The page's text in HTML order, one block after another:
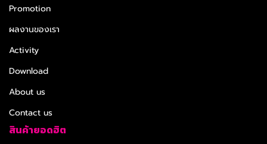
Promotion
ผลงานของเรา
Activity
Download
About us
Contact us
สินค้ายอดฮิต